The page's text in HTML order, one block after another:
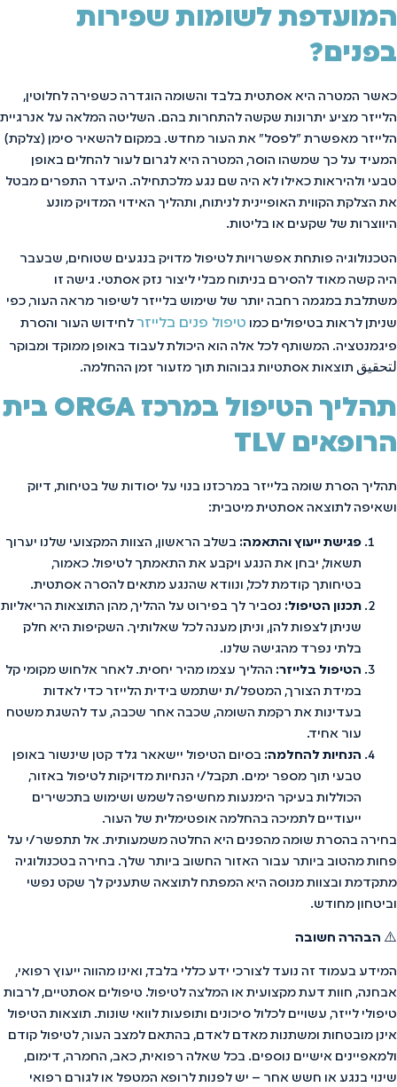
המועדפת לשומות שפירות
בפנים?
כאשר המטרה היא אסתטית בלבד והשומה הוגדרה כשפירה לחלוטין,
הלייזר מציע יתרונות שקשה להתחרות בהם. השליטה המלאה על אנרגיית
הלייזר מאפשרת "לפסל" את העור מחדש. במקום להשאיר סימן (צלקת)
המעיד על כך שמשהו הוסר, המטרה היא לגרום לעור להחלים באופן
טבעי ולהיראות כאילו לא היה שם נגע מלכתחילה. היעדר התפרים מבטל
את הצלקת הקווית האופיינית לניתוח, ותהליך האידוי המדויק מונע
היווצרות של שקעים או בליטות.
הטכנולוגיה פותחת אפשרויות לטיפול מדויק בנגעים שטוחים, שבעבר
היה קשה מאוד להסירם בניתוח מבלי ליצור נזק אסתטי. גישה זו
משתלבת במגמה רחבה יותר של שימוש בלייזר לשיפור מראה העור, כפי
שניתן לראות בטיפולים כמו טיפול פנים בלייזרלחידוש העור והסרת
פיגמנטציה. המשותף לכל אלה הוא היכולת לעבוד באופן ממוקד ומבוקר
لتحقيق תוצאות אסתטיות גבוהות תוך מזעור זמן ההחלמה.
תהליך הטיפול במרכז ORGA בית
הרופאים TLV
תהליך הסרת שומה בלייזר במרכזנו בנוי על יסודות של בטיחות, דיוק
ושאיפה לתוצאה אסתטית מיטבית:
פגישת ייעוץ והתאמה: בשלב הראשון, הצוות המקצועי שלנו יערוך
תשאול, יבחן את הנגע ויקבע את התאמתך לטיפול. כאמור,
בטיחותך קודמת לכל, ונוודא שהנגע מתאים להסרה אסתטית.
תכנון הטיפול: נסביר לך בפירוט על ההליך, מהן התוצאות הריאליות
שניתן לצפות להן, וניתן מענה לכל שאלותיך. השקיפות היא חלק
בלתי נפרד מהגישה שלנו.
הטיפול בלייזר: ההליך עצמו מהיר יחסית. לאחר אלחוש מקומי קל
במידת הצורך, המטפל/ת ישתמש בידית הלייזר כדי לאדות
בעדינות את רקמת השומה, שכבה אחר שכבה, עד להשגת משטח
עור אחיד.
הנחיות להחלמה: בסיום הטיפול יישאאר גלד קטן שינשור באופן
טבעי תוך מספר ימים. תקבל/י הנחיות מדויקות לטיפול באזור,
הכוללות בעיקר הימנעות מחשיפה לשמש ושימוש בתכשירים
ייעודיים לתמיכה בהחלמה אופטימלית של העור.
בחירה בהסרת שומה מהפנים היא החלטה משמעותית. אל תתפשר/י על
פחות מהטוב ביותר עבור האזור החשוב ביותר שלך. בחירה בטכנולוגיה
מתקדמת ובצוות מנוסה היא המפתח לתוצאה שתעניק לך שקט נפשי
וביטחון מחודש.
⚠️ הבהרה חשובה
המידע בעמוד זה נועד לצורכי ידע כללי בלבד, ואינו מהווה ייעוץ רפואי,
אבחנה, חוות דעת מקצועית או המלצה לטיפול. טיפולים אסתטיים, לרבות
טיפולי לייזר, עשויים לכלול סיכונים ותופעות לוואי שונות. תוצאות הטיפול
אינן מובטחות ומשתנות מאדם לאדם, בהתאם למצב העור, לטיפול קודם
ולמאפיינים אישיים נוספים. בכל שאלה רפואית, כאב, החמרה, דימום,
שינוי בנגע או חשש אחר – יש לפנות לרופא המטפל או לגורם רפואי